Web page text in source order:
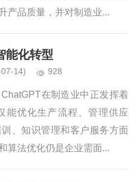
产品质量，并对制造业...
能化转型
14) 928
在制造业中正发挥着
能优化生产流程、管理供应
、知识管理和客户服务方面
算法优化仍是企业需面...